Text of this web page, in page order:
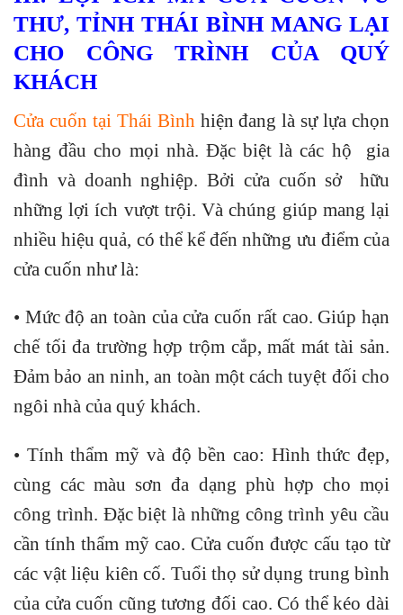
THƯ, TỈNH THÁI BÌNH MANG LẠI
CHO CÔNG TRÌNH CỦA QUÝ
KHÁCH
Cửa cuốn tại Thái Bình hiện đang là sự lựa chọn
hàng đầu cho mọi nhà. Đặc biệt là các hộ gia
đình và doanh nghiệp. Bởi cửa cuốn sở hữu
những lợi ích vượt trội. Và chúng giúp mang lại
nhiều hiệu quả, có thể kể đến những ưu điểm của
cửa cuốn như là:
• Mức độ an toàn của cửa cuốn rất cao. Giúp hạn
chế tối đa trường hợp trộm cắp, mất mát tài sản.
Đảm bảo an ninh, an toàn một cách tuyệt đối cho
ngôi nhà của quý khách.
• Tính thẩm mỹ và độ bền cao: Hình thức đẹp,
cùng các màu sơn đa dạng phù hợp cho mọi
công trình. Đặc biệt là những công trình yêu cầu
cần tính thẩm mỹ cao. Cửa cuốn được cấu tạo từ
các vật liệu kiên cố. Tuổi thọ sử dụng trung bình
của cửa cuốn cũng tương đối cao. Có thể kéo dài